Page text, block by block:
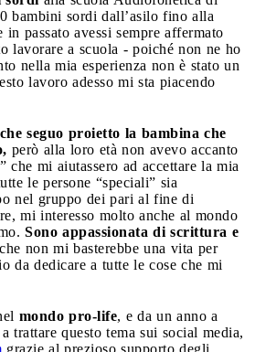
bambini sordi dall’asilo fino alla
in passato avessi sempre affermato
lavorare a scuola - poiché non ne ho
nella mia esperienza non è stato un
lavoro adesso mi sta piacendo
seguo proietto la bambina che
però alla loro età non avevo accanto
che mi aiutassero ad accettare la mia
le persone “speciali” sia
nel gruppo dei pari al fine di
mi interesso molto anche al mondo
Sono appassionata di scrittura e
non mi basterebbe una vita per
da dedicare a tutte le cose che mi
mondo pro-life, e da un anno a
trattare questo tema sui social media,
grazie al prezioso supporto degli